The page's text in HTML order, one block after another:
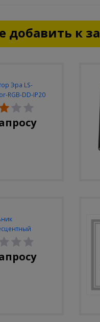
добавить к
Эра LS-
RGB-DD-IP20
NEL-A2-E130-T4-